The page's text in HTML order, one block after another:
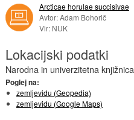
Arcticae horulae succisivae
Avtor: Adam Bohorič
Vir: NUK
Lokacijski podatki
Narodna in univerzitetna knjižnica
Poglej na:
zemljevidu (Geopedia)
zemljevidu (Google Maps)